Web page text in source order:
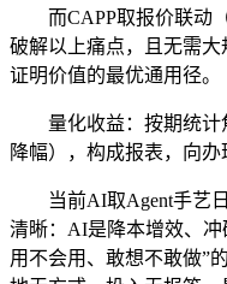
而CAPP取报价联动（
破解以上痛点，且无需
证明价值的最优通用径。
量化收益：按期统计
降幅），构成报表，向办
当前AI取Agent手艺日
清晰：AI是降本增效、
用不会用、敢想不敢做